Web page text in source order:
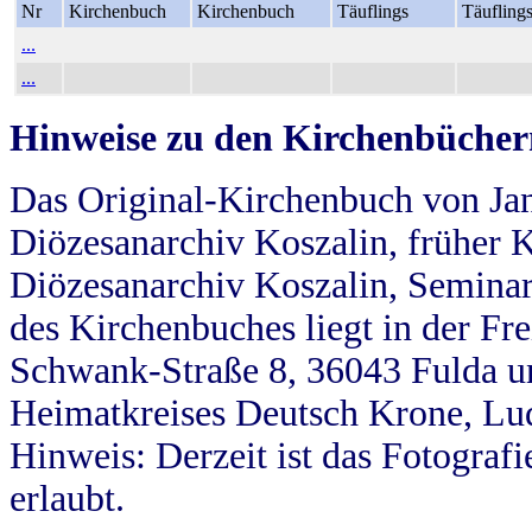
Nr
Kirchenbuch
Kirchenbuch
Täuflings
Täuflings
...
...
Hinweise zu den
Das Original-Kirchenbuch von
Diözesanarchiv Koszalin, früher
Diözesanarchiv Koszalin,
des Kirchenbuches liegt in der
Schwank-Straße 8, 36043 Fulda
Heimatkreises Deutsch Krone,
Hinweis: Derzeit ist das
erlaubt.